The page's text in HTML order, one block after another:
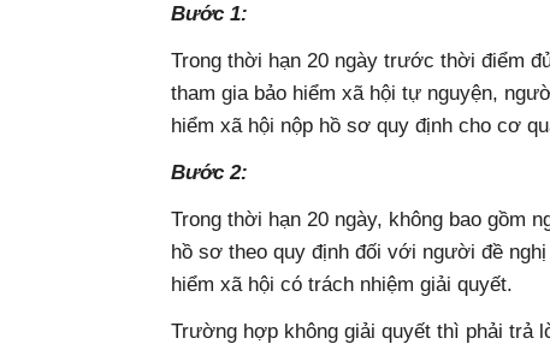
Bước 1:
Trong thời hạn 20 ngày trước thời điểm
tham gia bảo hiểm xã hội tự nguyện,
hiểm xã hội nộp hồ sơ quy định cho cơ
Bước 2:
Trong thời hạn 20 ngày, không bao gồm
hồ sơ theo quy định đối với người đề
hiểm xã hội có trách nhiệm giải quyết.
Trường hợp không giải quyết thì phải trả